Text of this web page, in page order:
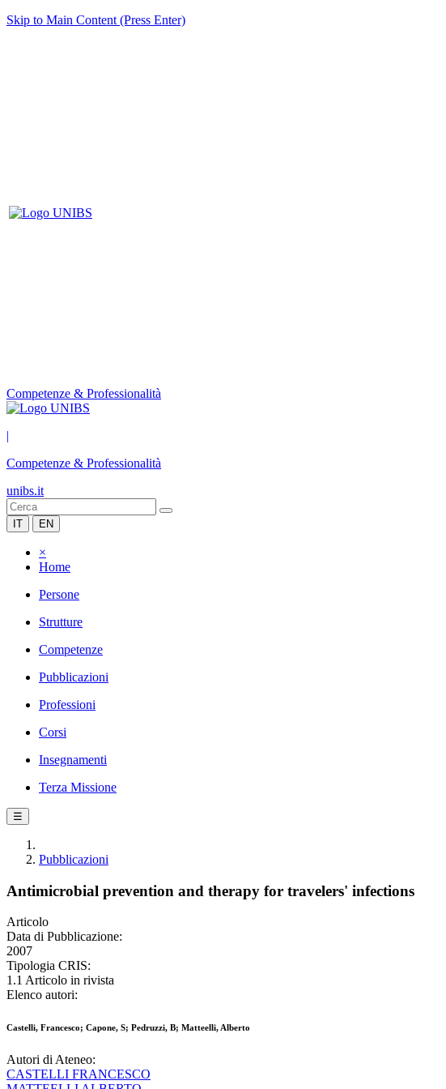
Skip to Main Content (Press Enter)
Competenze & Professionalità
|
Competenze & Professionalità
unibs.it
IT EN
×
Home
Persone
Strutture
Competenze
Pubblicazioni
Professioni
Corsi
Insegnamenti
Terza Missione
☰
Pubblicazioni
Antimicrobial prevention and therapy for travelers' infections
Articolo
Data di Pubblicazione:
2007
Tipologia CRIS:
1.1 Articolo in rivista
Elenco autori:
Castelli, Francesco; Capone, S; Pedruzzi, B; Matteelli, Alberto
Autori di Ateneo:
CASTELLI FRANCESCO